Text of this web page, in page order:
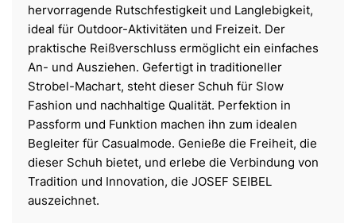
hervorragende Rutschfestigkeit und Langlebigkeit,
ideal für Outdoor-Aktivitäten und Freizeit. Der
praktische Reißverschluss ermöglicht ein einfaches
An- und Ausziehen. Gefertigt in traditioneller
Strobel-Machart, steht dieser Schuh für Slow
Fashion und nachhaltige Qualität. Perfektion in
Passform und Funktion machen ihn zum idealen
Begleiter für Casualmode. Genieße die Freiheit, die
dieser Schuh bietet, und erlebe die Verbindung von
Tradition und Innovation, die JOSEF SEIBEL
auszeichnet.